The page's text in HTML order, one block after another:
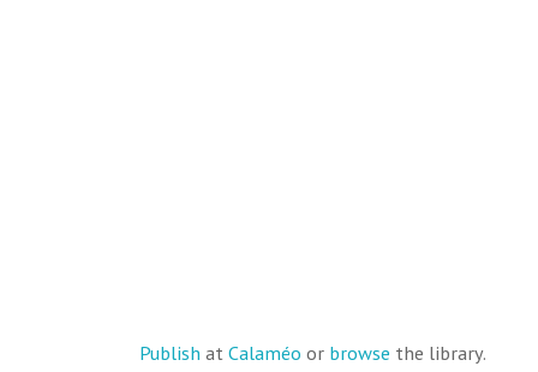
Publish at Calaméo or browse the library.